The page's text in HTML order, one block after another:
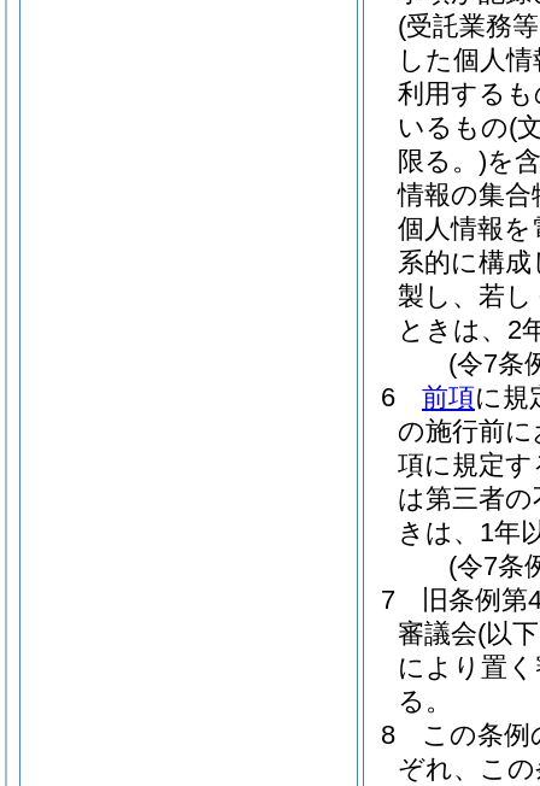
(受託業務
した個人
利用する
いるもの(
限る。)を
情報の集合
個人情報
系的に構
製し、若
ときは、2
(令7条
6
前項に規
の施行前
項に規定
は第三者
きは、1年
(令7条
7
旧条例
審議会(以
により置
る。
8
この条例
ぞれ、こ